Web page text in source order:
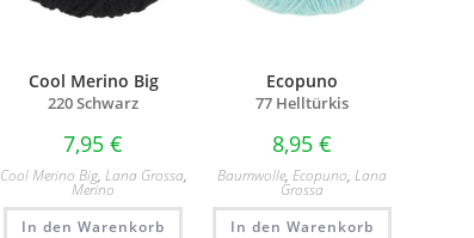
Cool Merino Big
220 Schwarz
7,95€
Cool Merino Big, Lana Grossa,
Merino
In den Warenkorb
Ecopuno
77 Helltürkis
8,95 €
Baumwolle, Ecopuno, Lana
Grossa
In den Warenkorb